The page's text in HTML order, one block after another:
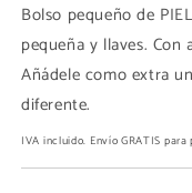
Bolso pequeño de
pequeña y llaves. Con
Añádele como extra
diferente.
IVA incluido. Envío GRATIS para